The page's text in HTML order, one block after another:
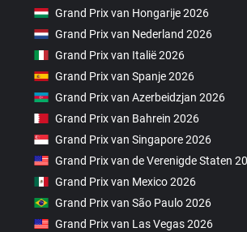
Grand Prix van Hongarije 2026
Grand Prix van Nederland 2026
Grand Prix van Italië 2026
Grand Prix van Spanje 2026
Grand Prix van Azerbeidzjan 2026
Grand Prix van Bahrein 2026
Grand Prix van Singapore 2026
Grand Prix van de Verenigde Staten
Grand Prix van Mexico 2026
Grand Prix van São Paulo 2026
Grand Prix van Las Vegas 2026